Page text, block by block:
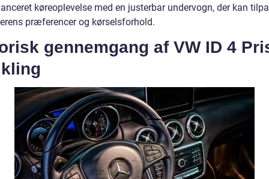
køreoplevelse med en justerbar undervogn, der kan
præferencer og kørselsforhold.
gennemgang af VW ID 4